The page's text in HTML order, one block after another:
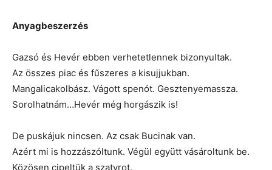
Anyagbeszerzés
Gazsó és Hevér ebben verhetetlennek bizonyultak.
Az összes piac és fűszeres a kisujjukban.
Mangalicakolbász. Vágott spenót. Gesztenyemassza.
Sorolhatnám…Hevér még horgászik is!
De puskájuk nincsen. Az csak Bucinak van.
Azért mi is hozzászóltunk. Végül együtt vásároltunk be.
Közösen cipeltük a szatyrot.